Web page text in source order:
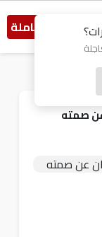
النسخة الكاملة
صمته